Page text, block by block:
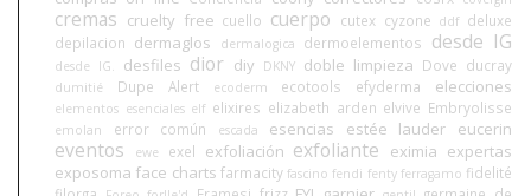
cremas cruelty free cuello cuerpo cutex cyzone ddf deluxe
depilacion dermaglos dermalogica dermoelementos desde IG
desde IG. desfiles dior diy DKNY doble limpieza Dove ducray
dumitié Dupe Alert ecoderm ecotools efyderma elecciones
elementos esenciales elf elixires elizabeth arden elvive Embryolisse
emolan error común escada esencias estée lauder eucerin
eventos ewe exel exfoliación exfoliante eximia expertas
exposoma face charts farmacity fascino fendi fenty ferragamo fidelité